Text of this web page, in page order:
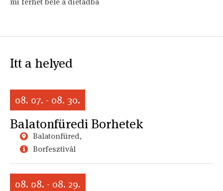
Itt a helyed
08. 07. - 08. 30.
Balatonfüredi Borhetek
Balatonfüred,
Borfesztivál
08. 08. - 08. 29.